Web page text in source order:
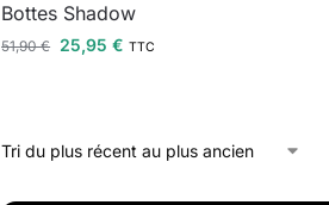
Bottes Shadow
51,90€ 25,95€ TTC